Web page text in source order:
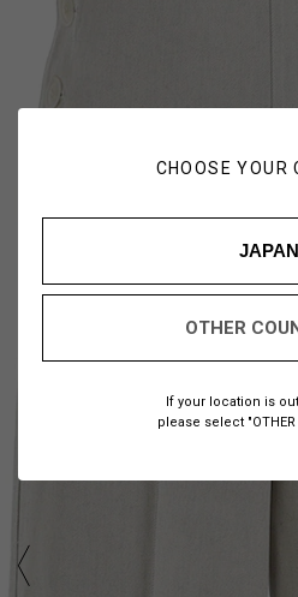
CHOOSE YOUR
JAPAN
OTHER
If your location is
please select "OTHER